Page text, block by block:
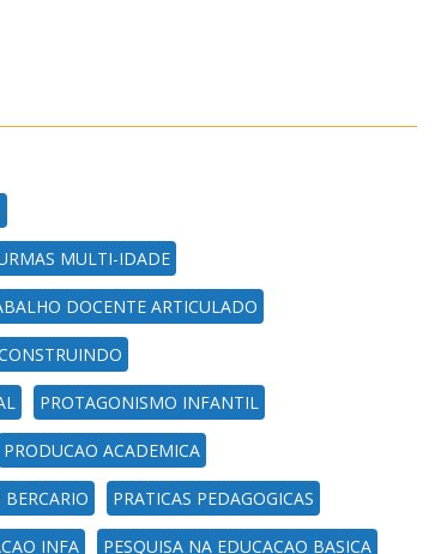
MULTI-IDADE
DOCENTE ARTICULADO
PROTAGONISMO INFANTIL
PRODUCAO ACADEMICA
PRATICAS PEDAGOGICAS
INFA PESQUISA NA EDUCACAO BASICA